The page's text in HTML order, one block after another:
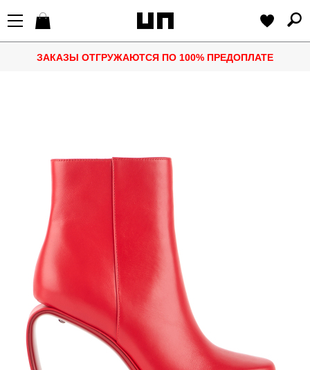
ЗАКАЗЫ ОТГРУЖАЮТСЯ ПО 100% ПРЕДОПЛАТЕ